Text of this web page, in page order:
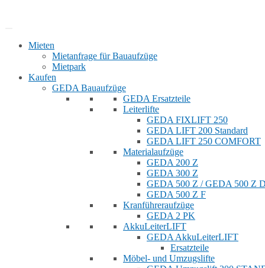
Mieten
Mietanfrage für Bauaufzüge
Mietpark
Kaufen
GEDA Bauaufzüge
GEDA Ersatzteile
Leiterlifte
GEDA FIXLIFT 250
GEDA LIFT 200 Standard
GEDA LIFT 250 COMFORT
Materialaufzüge
GEDA 200 Z
GEDA 300 Z
GEDA 500 Z / GEDA 500 Z
GEDA 500 Z F
Kranführeraufzüge
GEDA 2 PK
AkkuLeiterLIFT
GEDA AkkuLeiterLIFT
Ersatzteile
Möbel- und Umzugslifte